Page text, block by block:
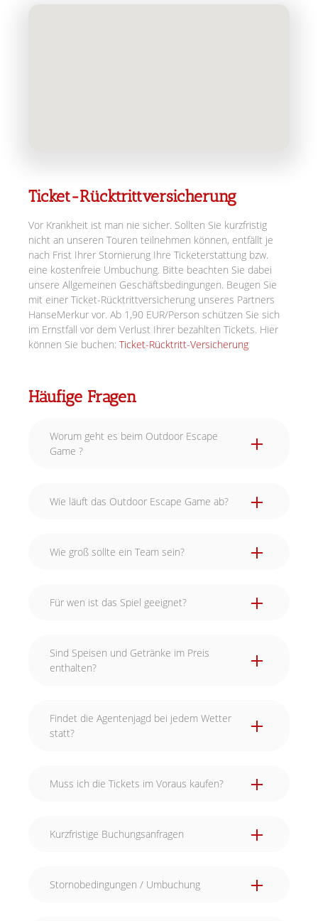
Ticket-Rücktrittversicherung
Vor Krankheit ist man nie sicher. Sollten Sie kurzfristig
nicht an unseren Touren teilnehmen können, entfällt je
nach Frist Ihrer Stornierung Ihre Ticketerstattung bzw.
eine kostenfreie Umbuchung. Bitte beachten Sie dabei
unsere Allgemeinen Geschäftsbedingungen. Beugen Sie
mit einer Ticket-Rücktrittversicherung unseres Partners
HanseMerkur vor. Ab 1,90 EUR/Person schützen Sie sich
im Ernstfall vor dem Verlust Ihrer bezahlten Tickets. Hier
können Sie buchen: Ticket-Rücktritt-Versicherung
Häufige Fragen
Worum geht es beim Outdoor Escape
Game ?
Wie läuft das Outdoor Escape Game ab?
Wie groß sollte ein Team sein?
Für wen ist das Spiel geeignet?
Sind Speisen und Getränke im Preis
enthalten?
Findet die Agentenjagd bei jedem Wetter
statt?
Muss ich die Tickets im Voraus kaufen?
Kurzfristige Buchungsanfragen
Stornobedingungen / Umbuchung